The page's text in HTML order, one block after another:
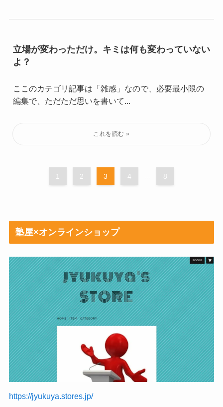
立場が変わっただけ。キミは何も変わっていない
よ？
ここのカテゴリ記事は「雑感」なので、必要最小限の
編集で、ただただ思いを書いて...
1 2 3 4 ... 8
塾屋×オンラインショップ
https://jyukuya.stores.jp/